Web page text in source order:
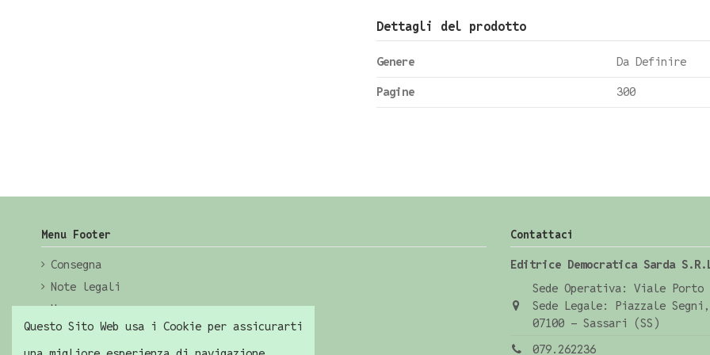
Dettagli del prodotto
Genere
Da Definire
Pagine
300
Menu Footer
Consegna
Note legali
Home
Contattaci
Editrice Democratica Sarda
Sede Operativa: Viale Porto
Sede Legale: Piazzale
07100 - Sassari (SS)
079.262236
Questo Sito Web usa i Cookie per assicurarti